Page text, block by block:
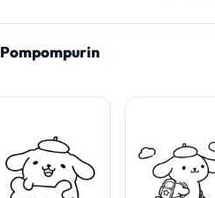
Pompompurin